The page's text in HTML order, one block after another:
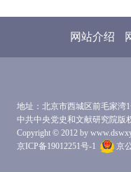
网站介绍
地址：北京市西城区前毛家湾
中共中央党史和文献研究院版
Copyright © 2012 by
京ICP备19012251号-1
京